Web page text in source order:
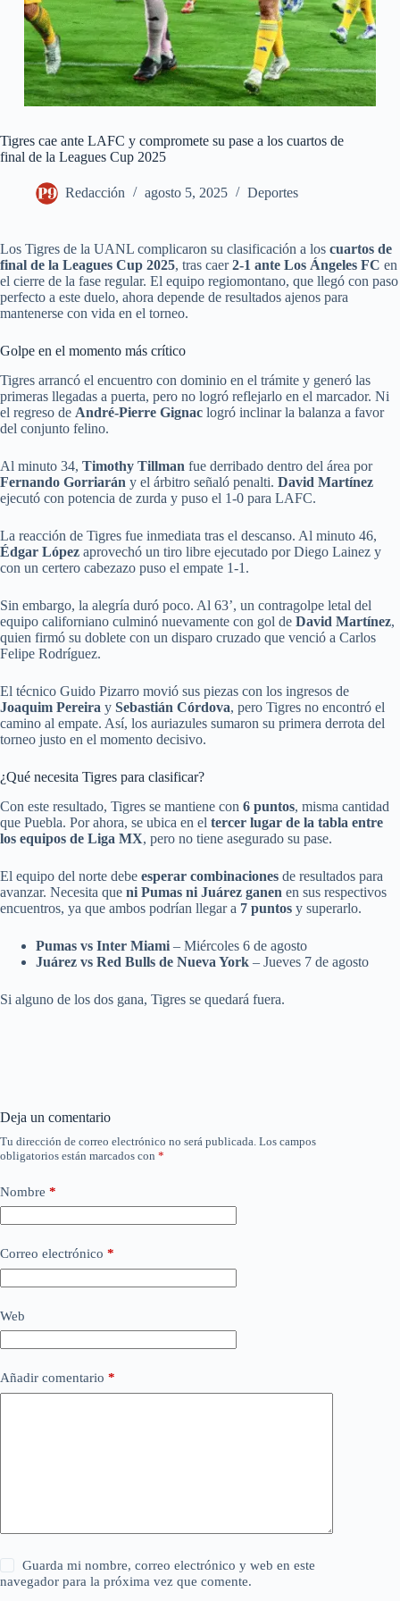
Tigres cae ante LAFC y compromete su pase a los cuartos de
final de la Leagues Cup 2025
Redacción agosto 5, 2025 Deportes
Los Tigres de la UANL complicaron su clasificación a los cuartos de
final de la Leagues Cup 2025, tras caer2-1 ante Los Ángeles FC en
el cierre de la fase regular. El equipo regiomontano, que llegó con paso
perfecto a este duelo, ahora depende de resultados ajenos para
mantenerse con vida en el torneo.
Golpe en el momento más crítico
Tigres arrancó el encuentro con dominio en el trámite y generó las
primeras llegadas a puerta, pero no logró reflejarlo en el marcador. Ni
el regreso de André-Pierre Gignac logró inclinar la balanza a favor
del conjunto felino.
Al minuto 34, Timothy Tillman fue derribado dentro del área por
Fernando Gorriarán y el árbitro señaló penalti. David Martínez
ejecutó con potencia de zurda y puso el 1-0 para LAFC.
La reacción de Tigres fue inmediata tras el descanso. Al minuto 46,
Édgar López aprovechó un tiro libre ejecutado por Diego Lainez y
con un certero cabezazo puso el empate 1-1.
Sin embargo, la alegría duró poco. Al 63’, un contragolpe letal del
equipo californiano culminó nuevamente con gol de David Martínez,
quien firmó su doblete con un disparo cruzado que venció a Carlos
Felipe Rodríguez.
El técnico Guido Pizarro movió sus piezas con los ingresos de
Joaquim Pereira y Sebastián Córdova, pero Tigres no encontró el
camino al empate. Así, los auriazules sumaron su primera derrota del
torneo justo en el momento decisivo.
¿Qué necesita Tigres para clasificar?
Con este resultado, Tigres se mantiene con 6 puntos, misma cantidad
que Puebla. Por ahora, se ubica en el tercer lugar de la tabla entre
los equipos de Liga MX, pero no tiene asegurado su pase.
El equipo del norte debe esperar combinaciones de resultados para
avanzar. Necesita que ni Pumas ni Juárez ganen en sus respectivos
encuentros, ya que ambos podrían llegar a 7 puntos y superarlo.
Pumas vs Inter Miami – Miércoles 6 de agosto
Juárez vs Red Bulls de Nueva York – Jueves 7 de agosto
Si alguno de los dos gana, Tigres se quedará fuera.
Deja un comentario
Tu dirección de correo electrónico no será publicada. Los campos
obligatorios están marcados con *
Nombre *
Correo electrónico *
Web
Añadir comentario *
Guarda mi nombre, correo electrónico y web en este
navegador para la próxima vez que comente.